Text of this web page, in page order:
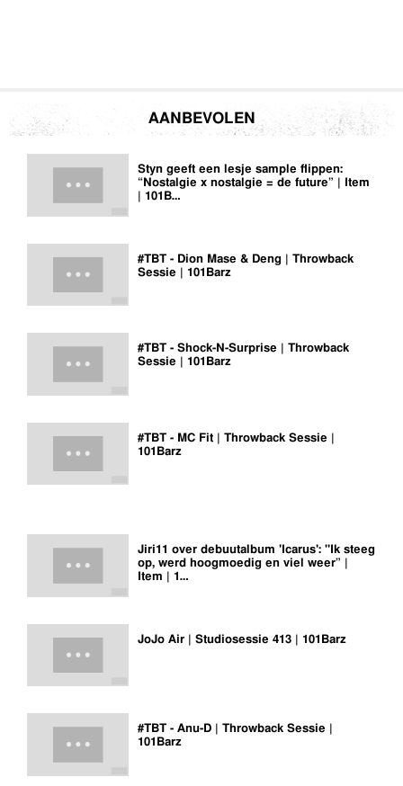
AANBEVOLEN
Styn geeft een lesje sample flippen:
“Nostalgie x nostalgie = de future” | Item
| 101B…
#TBT - Dion Mase & Deng | Throwback
Sessie | 101Barz
#TBT - Shock-N-Surprise | Throwback
Sessie | 101Barz
#TBT - MC Fit | Throwback Sessie |
101Barz
Jiri11 over debuutalbum 'Icarus': "Ik steeg
op, werd hoogmoedig en viel weer” |
Item | 1…
JoJo Air | Studiosessie 413 | 101Barz
#TBT - Anu-D | Throwback Sessie |
101Barz